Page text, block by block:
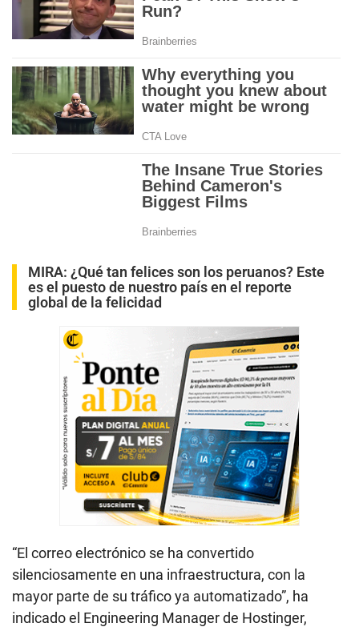
MIRA: ¿Qué tan felices son los peruanos? Este
es el puesto de nuestro país en el reporte
global de la felicidad
“El correo electrónico se ha convertido
silenciosamente en una infraestructura, con la
mayor parte de su tráfico ya automatizado”, ha
indicado el Engineering Manager de Hostinger,